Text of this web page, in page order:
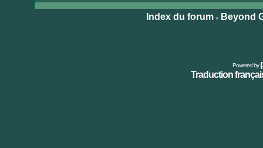
Index du forum» Beyond
Powered by
Traduction